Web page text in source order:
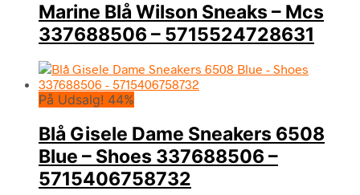
Marine Blå Wilson Sneaks – Mcs
337688506 – 5715524728631
På Udsalg! 44%
Blå Gisele Dame Sneakers 6508
Blue – Shoes 337688506 –
5715406758732